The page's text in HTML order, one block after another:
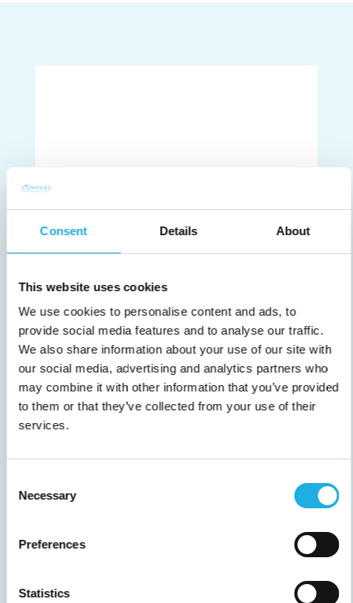
Consent Details About
This website uses cookies
We use cookies to personalise content and ads, to
provide social media features and to analyse our traffic.
We also share information about your use of our site with
our social media, advertising and analytics partners who
may combine it with other information that you’ve provided
to them or that they’ve collected from your use of their
services.
Selection
Necessary
Preferences
Statistics
HUR SÄKERSTÄLLER NI EN
LYCKAD REKRYTERING?
I denna artikel utforskar vi
rekryteringsprocessen från start till slut.
Vi skisserar de olika delarna och
förklarar hur de var och en bidrar till en
framgångsrik rekrytering.